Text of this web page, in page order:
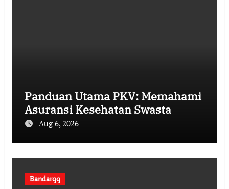
Panduan Utama PKV: Memahami
Asuransi Kesehatan Swasta
Aug 6, 2026
Bandarqq